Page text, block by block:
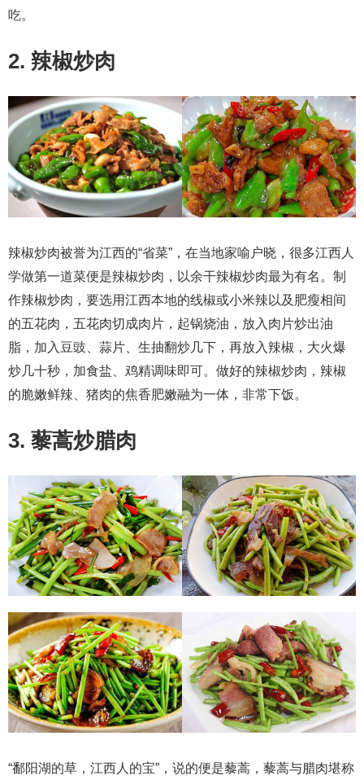
吃。
2. 辣椒炒肉
辣椒炒肉被誉为江西的“省菜”，在当地家喻户晓，很多江西人
学做第一道菜便是辣椒炒肉，以余干辣椒炒肉最为有名。制
作辣椒炒肉，要选用江西本地的线椒或小米辣以及肥瘦相间
的五花肉，五花肉切成肉片，起锅烧油，放入肉片炒出油
脂，加入豆豉、蒜片、生抽翻炒几下，再放入辣椒，大火爆
炒几十秒，加食盐、鸡精调味即可。做好的辣椒炒肉，辣椒
的脆嫩鲜辣、猪肉的焦香肥嫩融为一体，非常下饭。
3. 藜蒿炒腊肉
“鄱阳湖的草，江西人的宝”，说的便是藜蒿，藜蒿与腊肉堪称